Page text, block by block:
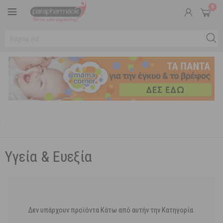
0
.
Υγεία & Ευεξία
Δεν υπάρχουν προϊόντα Κάτω από αυτήν την Κατηγορία.